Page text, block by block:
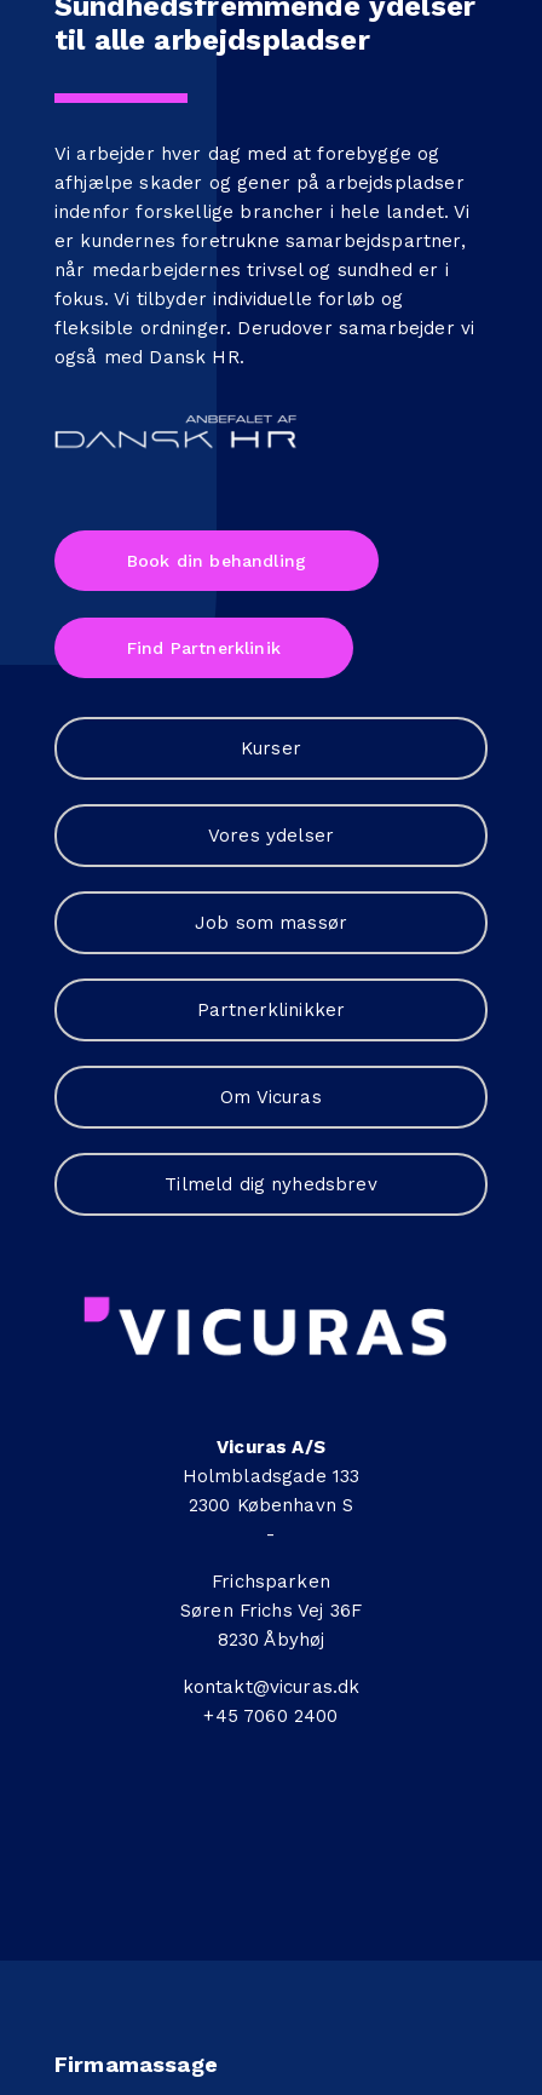
til alle arbejdspladser
Vi arbejder hver dag med at forebygge og
afhjælpe skader og gener på arbejdspladser
indenfor forskellige brancher i hele landet. Vi
er kundernes foretrukne samarbejdspartner,
når medarbejdernes trivsel og sundhed er i
fokus. Vi tilbyder individuelle forløb og
fleksible ordninger. Derudover samarbejder vi
også med Dansk HR.
Book din behandling
Find Partnerklinik
Kurser
Vores ydelser
Job som massør
Partnerklinikker
Om Vicuras
Tilmeld dig nyhedsbrev
Vicuras A/S
Holmbladsgade 133
2300 København S
-
Frichsparken
Søren Frichs Vej 36F
8230 Åbyhøj
kontakt@vicuras.dk
+45 7060 2400
Firmamassage